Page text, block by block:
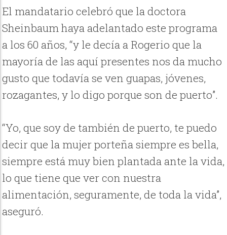
El mandatario celebró que la doctora
Sheinbaum haya adelantado este programa
a los 60 años, “y le decía a Rogerio que la
mayoría de las aquí presentes nos da mucho
gusto que todavía se ven guapas, jóvenes,
rozagantes, y lo digo porque son de puerto”.
“Yo, que soy de también de puerto, te puedo
decir que la mujer porteña siempre es bella,
siempre está muy bien plantada ante la vida,
lo que tiene que ver con nuestra
alimentación, seguramente, de toda la vida”,
aseguró.